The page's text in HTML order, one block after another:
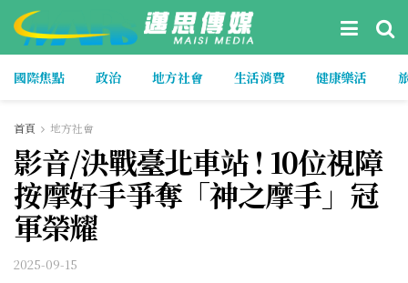
國際焦點 政治 地方社會 生活消費 健康樂活
首頁 地方社會
影音/決戰臺北車站 ! 10位視障
按摩好手爭奪「神之摩手」冠
軍榮耀
2025-09-15